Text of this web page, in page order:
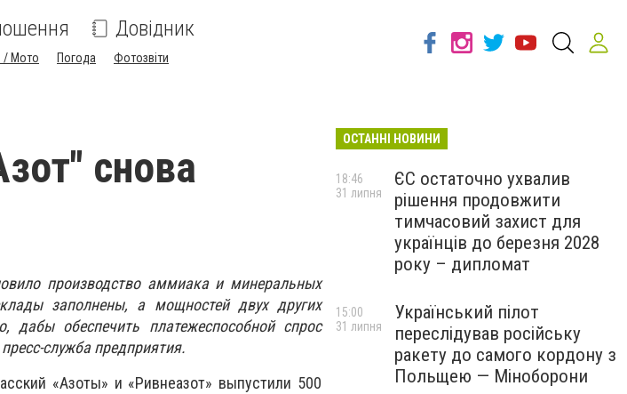
Довідник
/ Мото Погода Фотозвіти
снова
производство аммиака и минеральных
заполнены, а мощностей двух других
дабы обеспечить платежеспособной спрос
служба предприятия.
«Азоты» и «Ривнеазот» выпустили 500
ОСТАННІ НОВИНИ
ЄС остаточно ухвалив
рішення продовжити
тимчасовий захист для
українців до березня 2028
року – дипломат
18:46
31 липня
Український пілот
переслідував російську
ракету до самого кордону з
Польщею — Міноборони
15:00
31 липня